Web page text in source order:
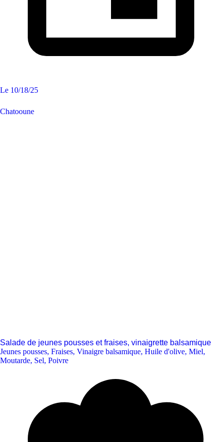
Le 10/18/25
Chatooune
Salade de jeunes pousses et fraises, vinaigrette balsamique
Jeunes pousses, Fraises, Vinaigre balsamique, Huile d'olive, Miel,
Moutarde, Sel, Poivre